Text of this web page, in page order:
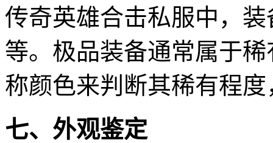
传奇英雄合击私服中，
等。极品装备通常属于
称颜色来判断其稀有程
七、外观鉴定